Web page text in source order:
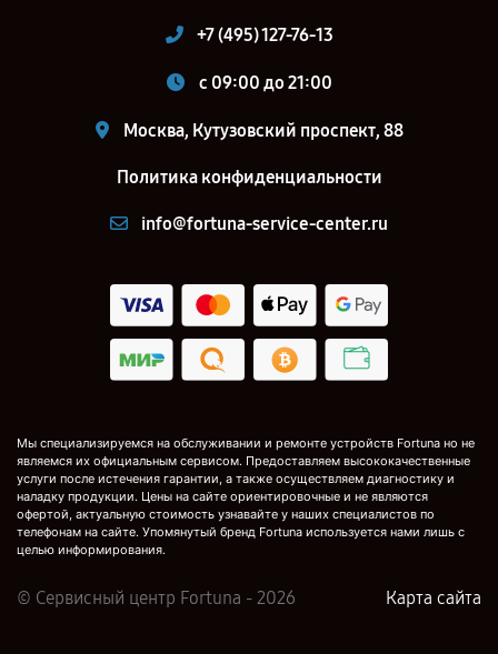
+7 (495) 127-76-13
c 09:00 до 21:00
Москва, Кутузовский проспект, 88
Политика конфиденциальности
info@fortuna-service-center.ru
Мы специализируемся на обслуживании и ремонте устройств Fortuna но не
являемся их официальным сервисом. Предоставляем высококачественные
услуги после истечения гарантии, а также осуществляем диагностику и
наладку продукции. Цены на сайте ориентировочные и не являются
офертой, актуальную стоимость узнавайте у наших специалистов по
телефонам на сайте. Упомянутый бренд Fortuna используется нами лишь с
целью информирования.
© Сервисный центр Fortuna - 2026 Карта сайта